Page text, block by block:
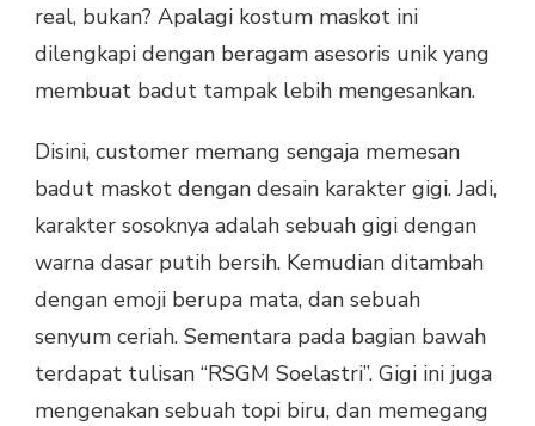
real, bukan? Apalagi kostum maskot ini
dilengkapi dengan beragam asesoris unik yang
membuat badut tampak lebih mengesankan.
Disini, customer memang sengaja memesan
badut maskot dengan desain karakter gigi. Jadi,
karakter sosoknya adalah sebuah gigi dengan
warna dasar putih bersih. Kemudian ditambah
dengan emoji berupa mata, dan sebuah
senyum ceriah. Sementara pada bagian bawah
terdapat tulisan “RSGM Soelastri”. Gigi ini juga
mengenakan sebuah topi biru, dan memegang